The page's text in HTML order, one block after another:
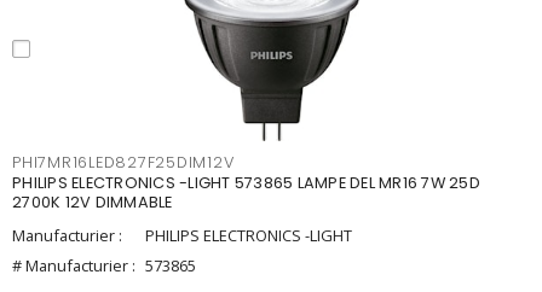
PHI7MR16LED827F25DIM12V
PHILIPS ELECTRONICS -LIGHT 573865 LAMPE DEL MR16 7W 25D
2700K 12V DIMMABLE
Manufacturier :
PHILIPS ELECTRONICS -LIGHT
# Manufacturier : 573865